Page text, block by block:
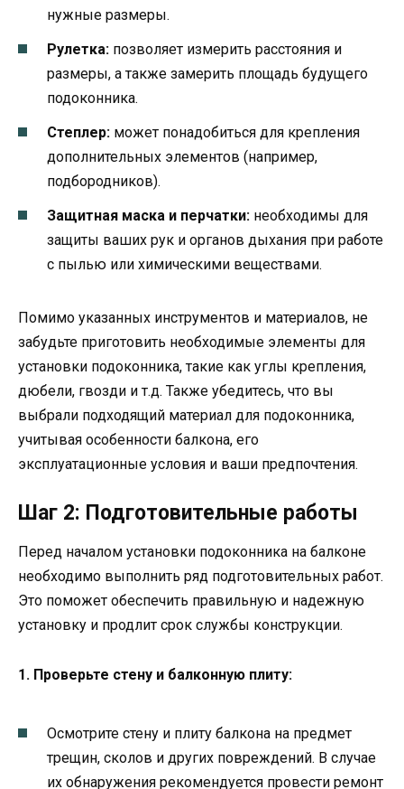
нужные размеры.
Рулетка: позволяет измерить расстояния и
размеры, а также замерить площадь будущего
подоконника.
Степлер: может понадобиться для крепления
дополнительных элементов (например,
подбородников).
Защитная маска и перчатки: необходимы для
защиты ваших рук и органов дыхания при работе
с пылью или химическими веществами.
Помимо указанных инструментов и материалов, не
забудьте приготовить необходимые элементы для
установки подоконника, такие как углы крепления,
дюбели, гвозди и т.д. Также убедитесь, что вы
выбрали подходящий материал для подоконника,
учитывая особенности балкона, его
эксплуатационные условия и ваши предпочтения.
Шаг 2: Подготовительные работы
Перед началом установки подоконника на балконе
необходимо выполнить ряд подготовительных работ.
Это поможет обеспечить правильную и надежную
установку и продлит срок службы конструкции.
1. Проверьте стену и балконную плиту:
Осмотрите стену и плиту балкона на предмет
трещин, сколов и других повреждений. В случае
их обнаружения рекомендуется провести ремонт